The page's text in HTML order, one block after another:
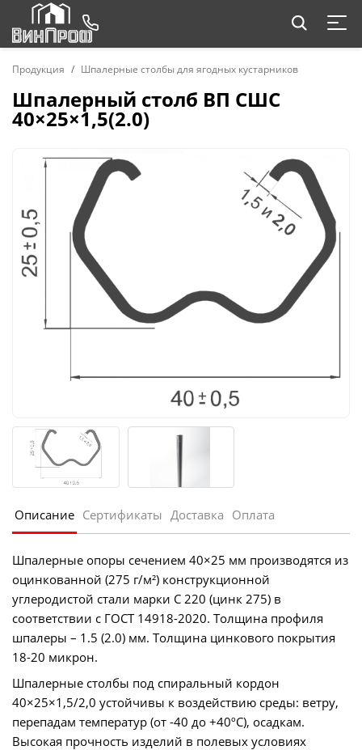
Продукция Шпалерные столбы для ягодных кустарников
Шпалерный столб ВП СШС
40×25×1,5(2.0)
Описание Сертификаты Доставка Оплата
Шпалерные опоры сечением 40×25 мм производятся из
оцинкованной (275 г/м²) конструкционной
углеродистой стали марки С 220 (цинк 275) в
соответствии с ГОСТ 14918-2020. Толщина профиля
шпалеры – 1.5 (2.0) мм. Толщина цинкового покрытия
18-20 микрон.
Шпалерные столбы под спиральный кордон
40×25×1,5/2,0 устойчивы к воздействию среды: ветру,
перепадам температур (от -40 до +40ºС), осадкам.
Высокая прочность изделий в полевых условиях